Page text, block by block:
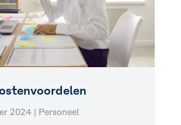
2024| Personeel